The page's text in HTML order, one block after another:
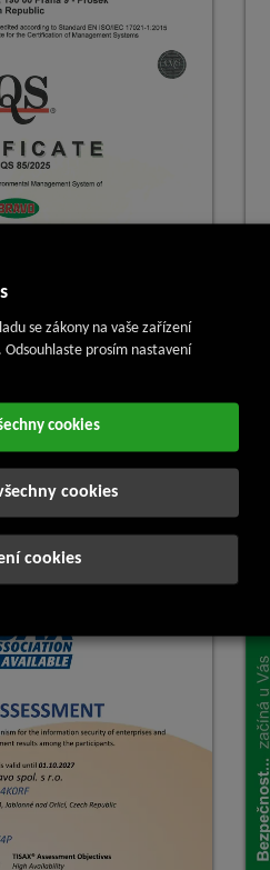
se zákony na vaše zařízení
Odsouhlaste prosím nastavení
cookies
cookies
cookies